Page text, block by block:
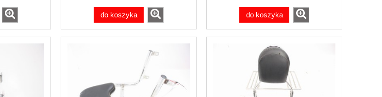
do koszyka do koszyka